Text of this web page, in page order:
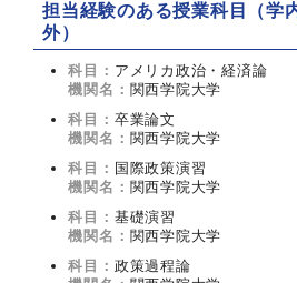
担当経験のある授業科目（学
外）
科目： アメリカ政治・経済論
機関名： 関西学院大学
科目： 卒業論文
機関名： 関西学院大学
科目： 国際政策演習
機関名： 関西学院大学
科目： 基礎演習
機関名： 関西学院大学
科目： 政策過程論